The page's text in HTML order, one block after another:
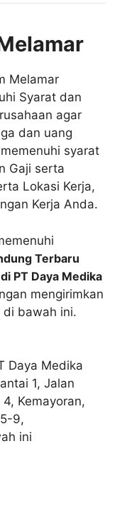
Melamar
Syarat dan
agar
dan uang
syarat
Gaji serta
Lokasi Kerja,
Kerja Anda.
Terbaru
PT Daya Medika
mengirimkan
di bawah ini.
Daya Medika
1, Jalan
Kemayoran,
9,
ini